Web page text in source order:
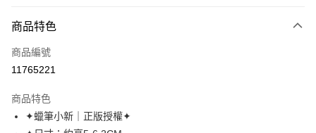
信用卡一次付款
超商取貨付款
Apple Pay
商品特色
商品編號
11765221
商品特色
✦蠟筆小新｜正版授權✦